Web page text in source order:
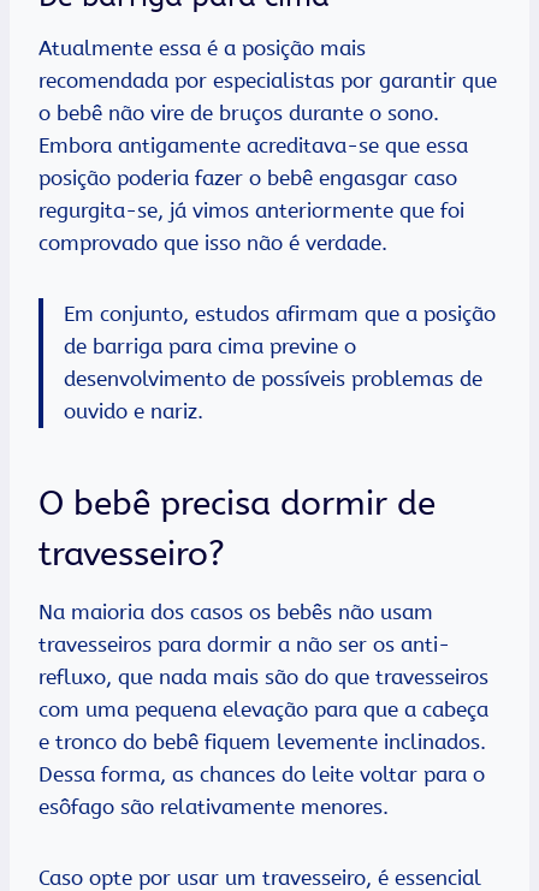
Atualmente essa é a posição mais
recomendada por especialistas por garantir que
o bebê não vire de bruços durante o sono.
Embora antigamente acreditava-se que essa
posição poderia fazer o bebê engasgar caso
regurgita-se, já vimos anteriormente que foi
comprovado que isso não é verdade.
Em conjunto, estudos afirmam que a posição
de barriga para cima previne o
desenvolvimento de possíveis problemas de
ouvido e nariz.
O bebê precisa dormir de
travesseiro?
Na maioria dos casos os bebês não usam
travesseiros para dormir a não ser os anti-
refluxo, que nada mais são do que travesseiros
com uma pequena elevação para que a cabeça
e tronco do bebê fiquem levemente inclinados.
Dessa forma, as chances do leite voltar para o
esôfago são relativamente menores.
Caso opte por usar um travesseiro, é essencial